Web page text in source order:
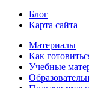
Блог
Карта сайта
Материалы
Как
Учебные